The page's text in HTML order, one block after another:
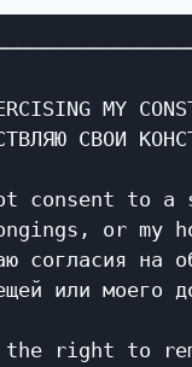
MY
СВОИ
consent to
or
согласия
или
the right to